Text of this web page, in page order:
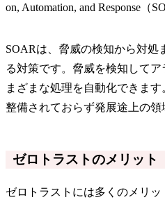
on, Automation, and Response（
SOARは、脅威の検知から対処
る対策です。脅威を検知して
まざまな処理を自動化できま
整備されておらず発展途上の領
ゼロトラストのメリット
ゼロトラストには多くのメリッ